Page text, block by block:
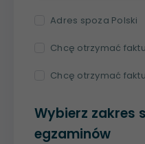
Adres spoza Polski
Chcę otrzymać
Chcę otrzymać
Wybierz zakres
egzaminów